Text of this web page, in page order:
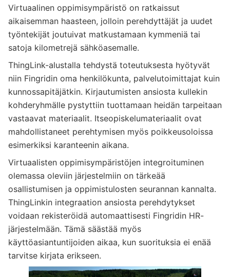
Virtuaalinen oppimisympäristö on ratkaissut
aikaisemman haasteen, jolloin perehdyttäjät ja uudet
työntekijät joutuivat matkustamaan kymmeniä tai
satoja kilometrejä sähköasemalle.
ThingLink-alustalla tehdystä toteutuksesta hyötyvät
niin Fingridin oma henkilökunta, palvelutoimittajat kuin
kunnossapitäjätkin. Kirjautumisten ansiosta kullekin
kohderyhmälle pystyttiin tuottamaan heidän tarpeitaan
vastaavat materiaalit. Itseopiskelumateriaalit ovat
mahdollistaneet perehtymisen myös poikkeusoloissa
esimerkiksi karanteenin aikana.
Virtuaalisten oppimisympäristöjen integroituminen
olemassa oleviin järjestelmiin on tärkeää
osallistumisen ja oppimistulosten seurannan kannalta.
ThingLinkin integraation ansiosta perehdytykset
voidaan rekisteröidä automaattisesti Fingridin HR-
järjestelmään. Tämä säästää myös
käyttöasiantuntijoiden aikaa, kun suorituksia ei enää
tarvitse kirjata erikseen.